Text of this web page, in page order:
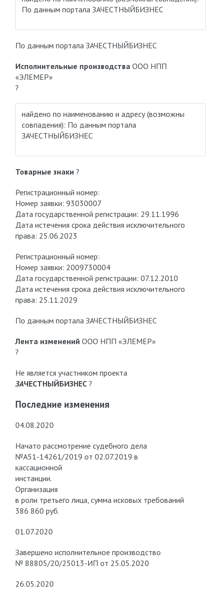
По данным портала ЗАЧЕСТНЫЙБИЗНЕС
По данным портала ЗАЧЕСТНЫЙБИЗНЕС
Исполнительные производстваООО НПП
«ЭЛЕМЕР»
?
найдено по наименованию и адресу(возможны
совпадения): По данным портала
ЗАЧЕСТНЫЙБИЗНЕС
Товарные знаки ?
Регистрационный номер:
Номер заявки: 93030007
Дата государственной регистрации: 29.11.1996
Дата истечения срока действия исключительного
права: 25.06.2023
Регистрационный номер:
Номер заявки: 2009730004
Дата государственной регистрации: 07.12.2010
Дата истечения срока действия исключительного
права: 25.11.2029
По данным портала ЗАЧЕСТНЫЙБИЗНЕС
Лента изменений ООО НПП «ЭЛЕМЕР»
?
Не является участником проекта
ЗАЧЕСТНЫЙБИЗНЕС?
Последние изменения
04.08.2020
Начато рассмотрение судебного дела
№А51-14261/2019 от 02.07.2019 в
кассационной
инстанции.
Организация
в роли третьего лица, сумма исковых требований
386 860 руб.
01.07.2020
Завершено исполнительное производство
№ 88805/20/25013-ИП от 25.05.2020
26.05.2020